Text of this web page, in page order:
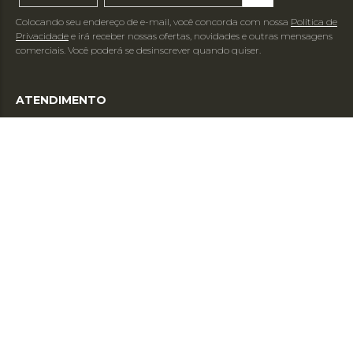
Colocando seu endereço de e-mail, você concorda com nossa Política de
Privacidade e irá receber nossas ofertas, novidades e outras mensagens
comerciais. Você poderá se desinscrever quando quiser.
ATENDIMENTO